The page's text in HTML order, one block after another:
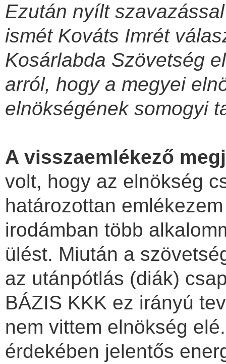
Ezután nyílt
ismét Kováts Imrét
Kosárlabda Szövetség
arról, hogy a megyei
elnökségének somogyi
A visszaemlékező
volt, hogy az elnökség
határozottan
irodámban több
ülést. Miután a
az utánpótlás (diák)
BÁZIS KKK ez irányú
nem vittem elnökség
érdekében jelentős